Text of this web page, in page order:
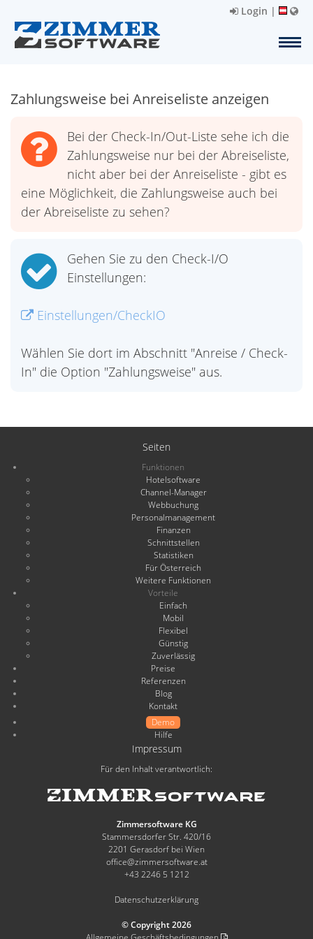
Login |
Zahlungsweise bei Anreiseliste anzeigen
Bei der Check-In/Out-Liste sehe ich die
Zahlungsweise nur bei der Abreiseliste,
nicht aber bei der Anreiseliste - gibt es
eine Möglichkeit, die Zahlungsweise auch bei
der Abreiseliste zu sehen?
Gehen Sie zu den Check-I/O
Einstellungen:
Einstellungen/CheckIO
Wählen Sie dort im Abschnitt "Anreise / Check-
In" die Option "Zahlungsweise" aus.
Seiten
Funktionen
Hotelsoftware
Channel-Manager
Webbuchung
Personalmanagement
Finanzen
Schnittstellen
Statistiken
Für Österreich
Weitere Funktionen
Vorteile
Einfach
Mobil
Flexibel
Günstig
Zuverlässig
Preise
Referenzen
Blog
Kontakt
Demo
Hilfe
Impressum
Für den Inhalt verantwortlich:
Zimmersoftware KG
Stammersdorfer Str. 420/16
2201 Gerasdorf bei Wien
office@zimmersoftware.at
+43 2246 5 1212
Datenschutzerklärung
© Copyright 2026